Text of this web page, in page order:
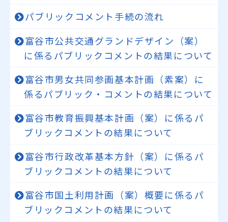
パブリックコメント手続の流れ
富谷市公共交通グランドデザイン（案）
に係るパブリックコメントの結果について
富谷市男女共同参画基本計画（素案）に
係るパブリック・コメントの結果について
富谷市教育振興基本計画（案）に係るパ
ブリックコメントの結果について
富谷市行政改革基本方針（案）に係るパ
ブリックコメントの結果について
富谷市国土利用計画（案）概要に係るパ
ブリックコメントの結果について